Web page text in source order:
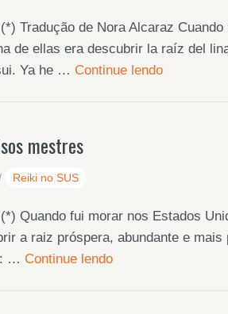
Tradução de Nora Alcaraz
de ellas era descubrir la raíz del
Ya he … Continue lendo
mestres
Reiki no SUS
Quando fui morar nos Estados
a raiz próspera, abundante e
… Continue lendo